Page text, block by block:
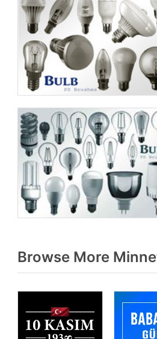
Browse More